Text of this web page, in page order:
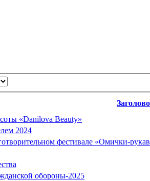
«Danilova Beauty»
2024
фестивале «Омички-
обороны-2025